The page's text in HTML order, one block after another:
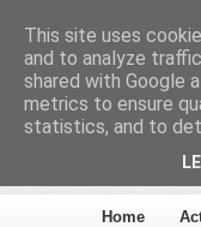
Home
This site uses
and to analyze
shared with Google
metrics to ensure
statistics, and to